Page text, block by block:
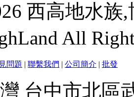
西高地水族
All
問題 | 聯繫我們 | 公司簡介 | 批發
台中市北區